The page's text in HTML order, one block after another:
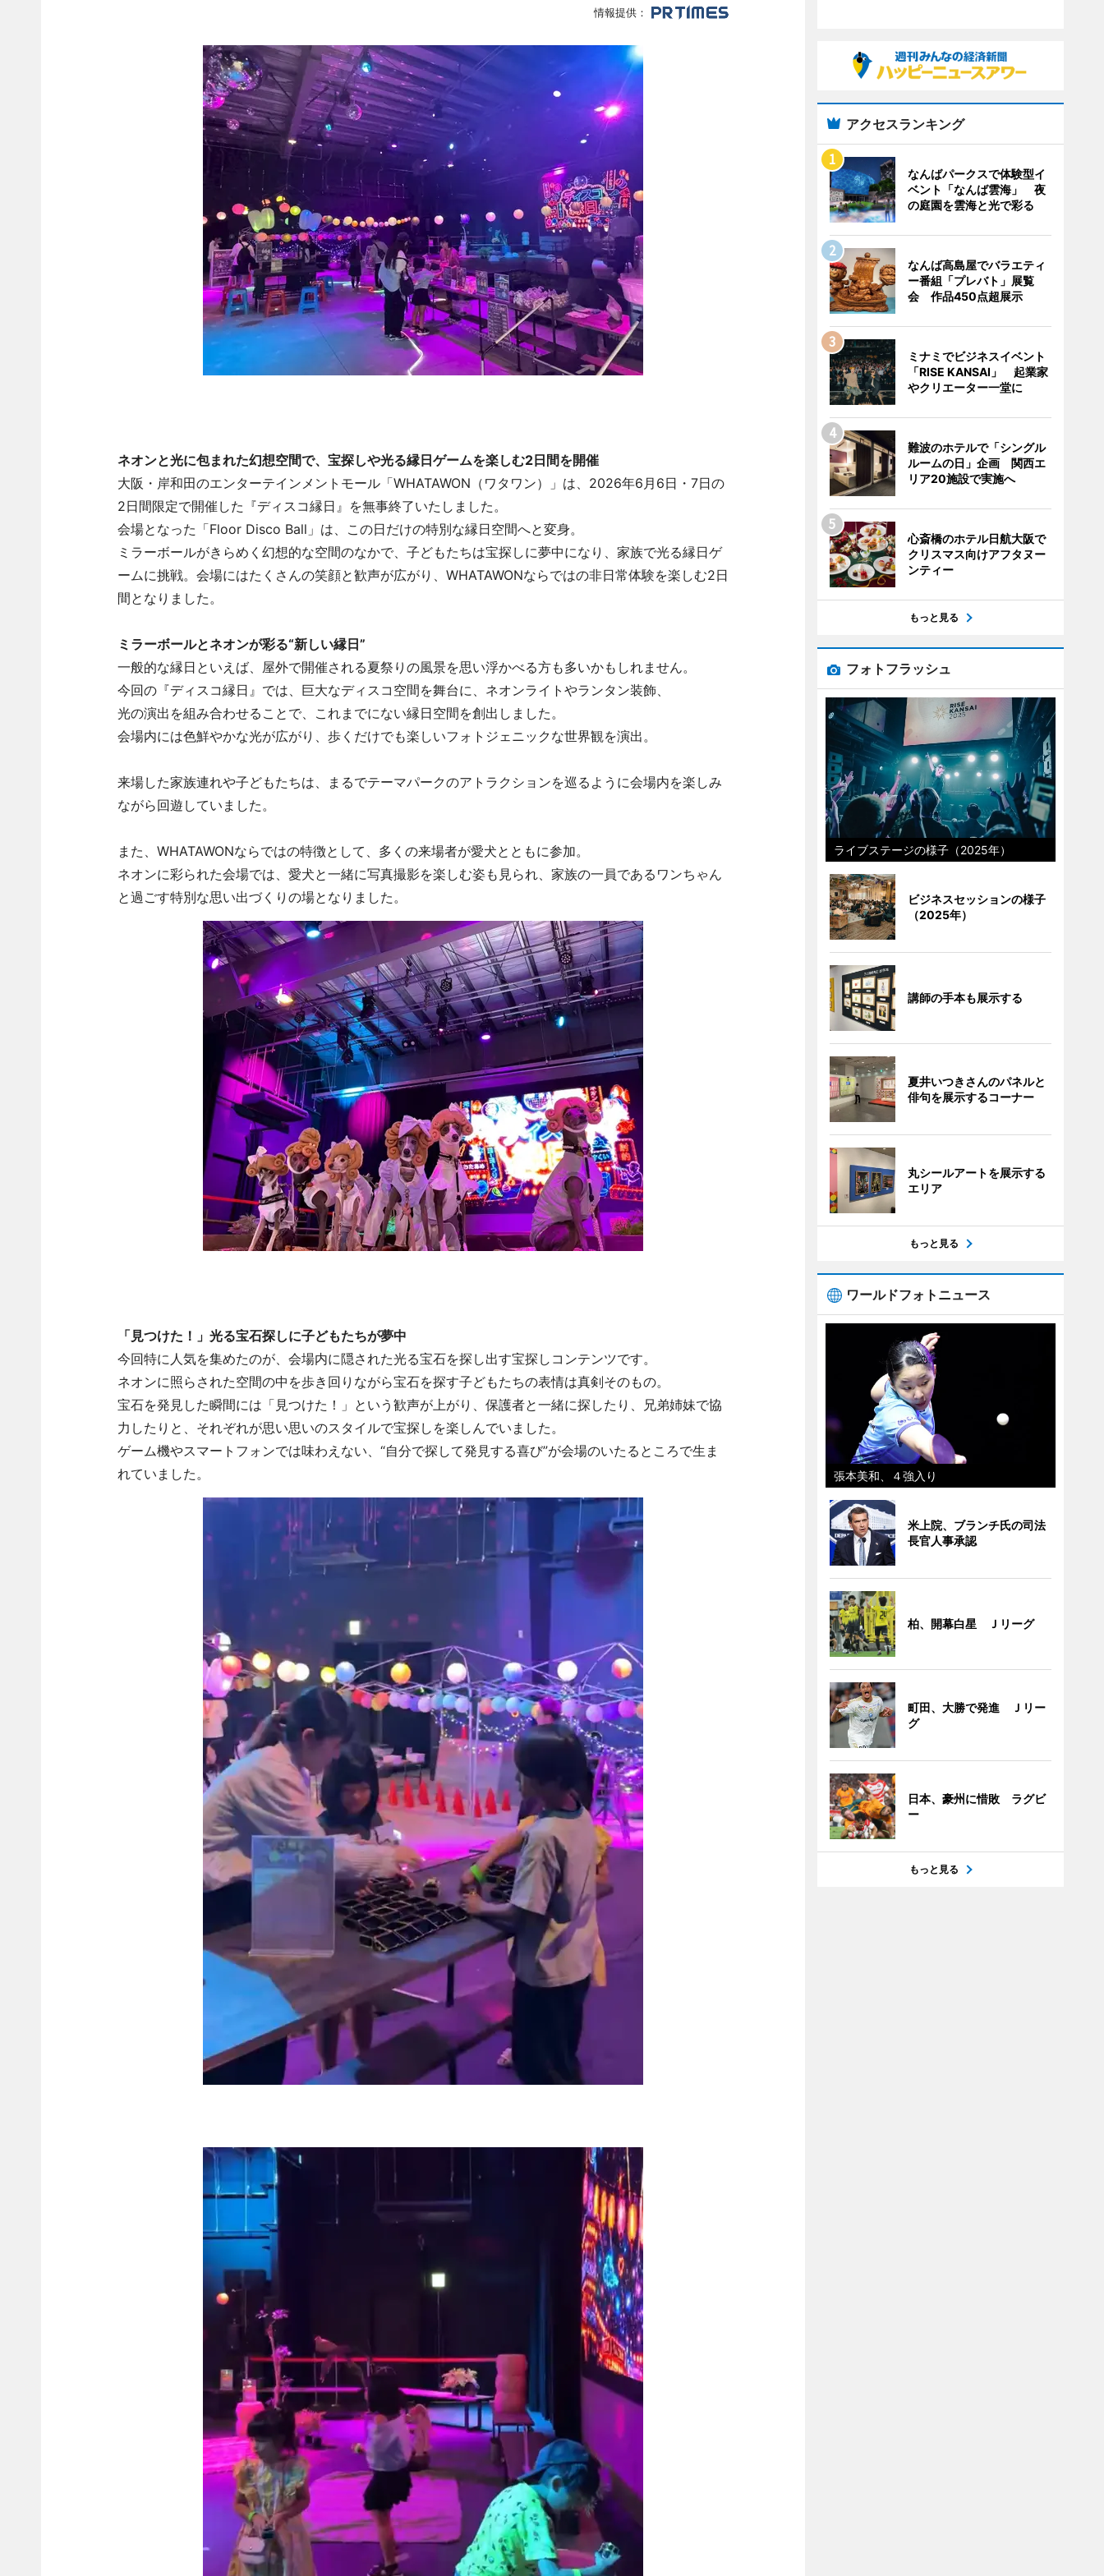
情報提供：
ネオンと光に包まれた幻想空間で、宝探しや光る縁日ゲームを楽しむ2日間を開催
大阪・岸和田のエンターテインメントモール「WHATAWON（ワタワン）」は、2026年6月6日・7日の
2日間限定で開催した『ディスコ縁日』を無事終了いたしました。
会場となった「Floor Disco Ball」は、この日だけの特別な縁日空間へと変身。
ミラーボールがきらめく幻想的な空間のなかで、子どもたちは宝探しに夢中になり、家族で光る縁日ゲ
ームに挑戦。会場にはたくさんの笑顔と歓声が広がり、WHATAWONならではの非日常体験を楽しむ2日
間となりました。
ミラーボールとネオンが彩る“新しい縁日”
一般的な縁日といえば、屋外で開催される夏祭りの風景を思い浮かべる方も多いかもしれません。
今回の『ディスコ縁日』では、巨大なディスコ空間を舞台に、ネオンライトやランタン装飾、
光の演出を組み合わせることで、これまでにない縁日空間を創出しました。
会場内には色鮮やかな光が広がり、歩くだけでも楽しいフォトジェニックな世界観を演出。
来場した家族連れや子どもたちは、まるでテーマパークのアトラクションを巡るように会場内を楽しみ
ながら回遊していました。
また、WHATAWONならではの特徴として、多くの来場者が愛犬とともに参加。
ネオンに彩られた会場では、愛犬と一緒に写真撮影を楽しむ姿も見られ、家族の一員であるワンちゃん
と過ごす特別な思い出づくりの場となりました。
「見つけた！」光る宝石探しに子どもたちが夢中
今回特に人気を集めたのが、会場内に隠された光る宝石を探し出す宝探しコンテンツです。
ネオンに照らされた空間の中を歩き回りながら宝石を探す子どもたちの表情は真剣そのもの。
宝石を発見した瞬間には「見つけた！」という歓声が上がり、保護者と一緒に探したり、兄弟姉妹で協
力したりと、それぞれが思い思いのスタイルで宝探しを楽しんでいました。
ゲーム機やスマートフォンでは味わえない、“自分で探して発見する喜び”が会場のいたるところで生ま
れていました。
アクセスランキング
なんばパークスで体験型イ
ベント「なんば雲海」 夜
の庭園を雲海と光で彩る
なんば高島屋でバラエティ
ー番組「プレバト」展覧
会 作品450点超展示
ミナミでビジネスイベント
「RISE KANSAI」 起業家
やクリエーター一堂に
難波のホテルで「シングル
ルームの日」企画 関西エ
リア20施設で実施へ
心斎橋のホテル日航大阪で
クリスマス向けアフタヌー
ンティー
もっと見る
フォトフラッシュ
ライブステージの様子（2025年）
ビジネスセッションの様子
（2025年）
講師の手本も展示する
夏井いつきさんのパネルと
俳句を展示するコーナー
丸シールアートを展示する
エリア
もっと見る
ワールドフォトニュース
張本美和、４強入り
米上院、ブランチ氏の司法
長官人事承認
柏、開幕白星 Ｊリーグ
町田、大勝で発進 Ｊリー
グ
日本、豪州に惜敗 ラグビ
ー
もっと見る